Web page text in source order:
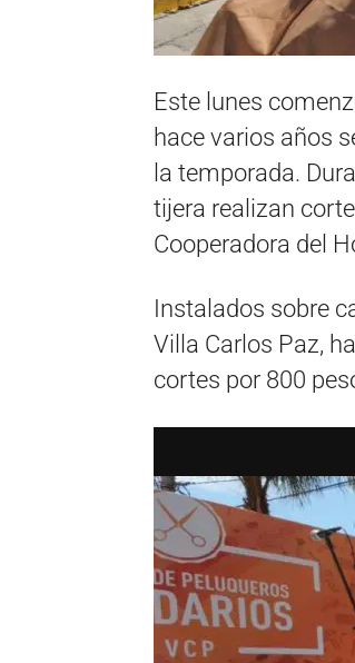
Este lunes
hace varios años
la temporada.
tijera realizan
Cooperadora del
Instalados sobre
Villa Carlos Paz,
cortes por 800